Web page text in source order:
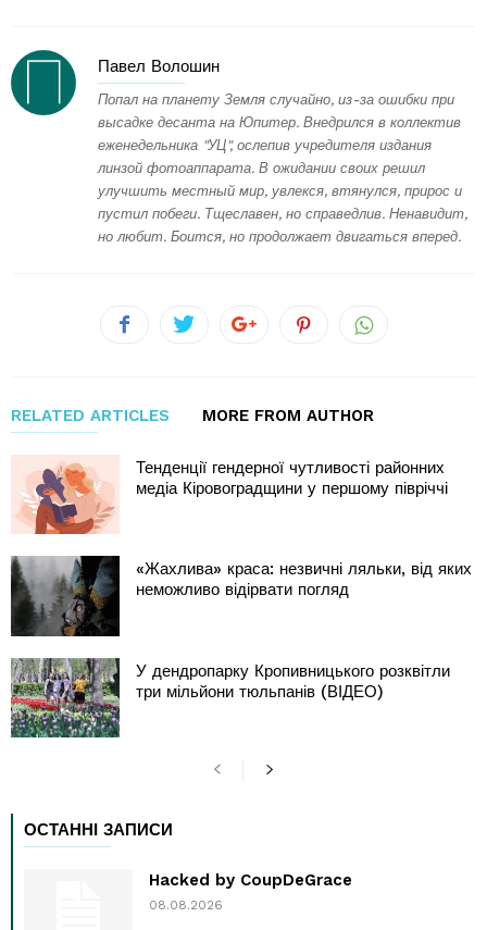
Павел Волошин
Попал на планету Земля случайно, из-за ошибки при
высадке десанта на Юпитер. Внедрился в коллектив
еженедельника "УЦ", ослепив учредителя издания
линзой фотоаппарата. В ожидании своих решил
улучшить местный мир, увлекся, втянулся, прирос и
пустил побеги. Тщеславен, но справедлив. Ненавидит,
но любит. Боится, но продолжает двигаться вперед.
RELATED ARTICLES MORE FROM AUTHOR
Тенденції гендерної чутливості районних
медіа Кіровоградщини у першому півріччі
«Жахлива» краса: незвичні ляльки, від яких
неможливо відірвати погляд
У дендропарку Кропивницького розквітли
три мільйони тюльпанів (ВІДЕО)
ОСТАННІ ЗАПИСИ
Hacked by CoupDeGrace
08.08.2026